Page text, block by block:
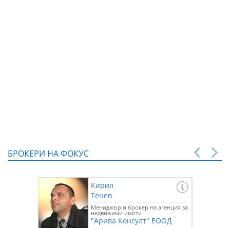
БРОКЕРИ НА ФОКУС
Кирил
Тенев
Мениджър и брокер на агенция за
недвижими имоти
"Арива Консулт" ЕООД